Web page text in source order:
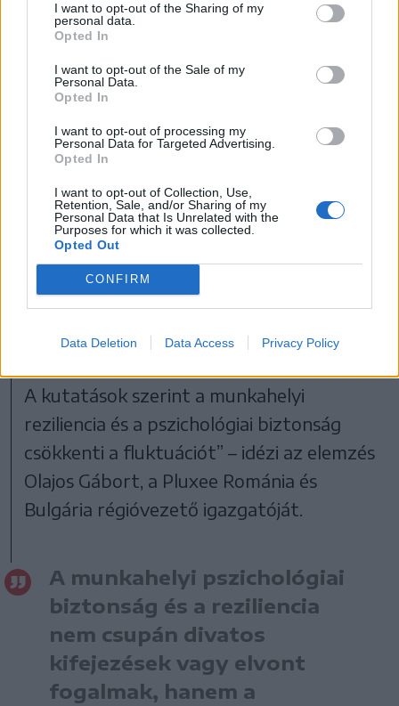
I want to opt-out of the Sharing of my
personal data.
Opted In
I want to opt-out of the Sale of my
Personal Data.
Opted In
I want to opt-out of processing my
Personal Data for Targeted Advertising.
Opted In
I want to opt-out of Collection, Use,
Retention, Sale, and/or Sharing of my
Personal Data that Is Unrelated with the
Purposes for which it was collected.
Opted Out
CONFIRM
Data Deletion Data Access Privacy Policy
elkötelezettség elvesztésének kockázata.
„Egy olyan gazdasági és társadalmi
környezetben, amelyet felgyorsult
nyomás jellemez, kulcsfontosságúvá válik,
rezilienciát biztosítani a
munkavállalóiknak. A rugalmasság
fejlesztése nem csupán egyéni készség,
hanem stratégiai prioritás kell legyen
távú működésre törekszenek.
A kutatások szerint a munkahelyi
reziliencia és a pszichológiai biztonság
csökkenti a fluktuációt” – idézi az elemzés
Olajos Gábort, a Pluxee Románia és
Bulgária régióvezető igazgatóját.
A munkahelyi pszichológiai
biztonság és a reziliencia
nem csupán divatos
kifejezések vagy elvont
fogalmak, hanem a